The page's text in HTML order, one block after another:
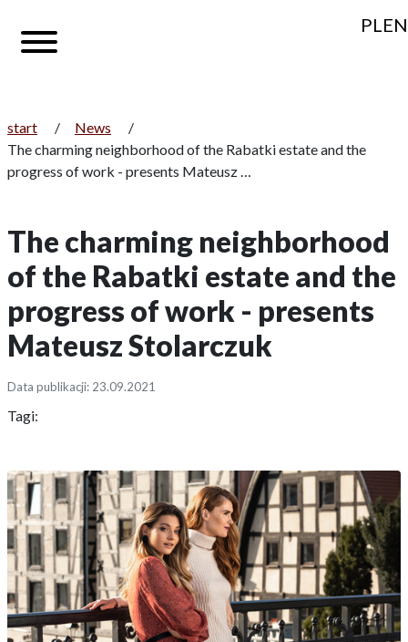
PLEN
start / News
/
The charming neighborhood of the Rabatki estate and the
progress of work - presents Mateusz …
The charming neighborhood
of the Rabatki estate and the
progress of work - presents
Mateusz Stolarczuk
Data publikacji: 23.09.2021
Tagi: